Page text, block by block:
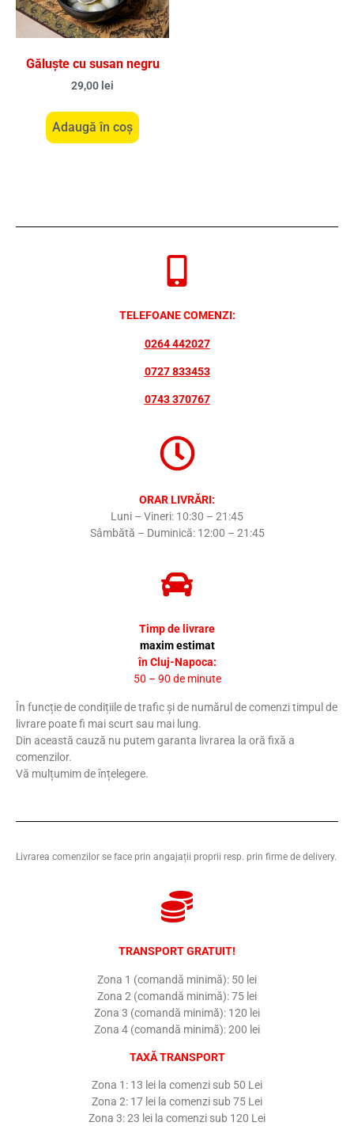
Găluște cu susan negru
29,00 lei
Adaugă în coș
TELEFOANE COMENZI:
0264 442027
0727 833453
0743 370767
ORAR LIVRĂRI:
Luni – Vineri: 10:30 – 21:45
Sâmbătă – Duminică: 12:00 – 21:45
Timp de livrare
maxim estimat
în Cluj-Napoca:
50 – 90 de minute
În funcție de condițiile de trafic și de numărul de comenzi timpul de
livrare poate fi mai scurt sau mai lung.
Din această cauză nu putem garanta livrarea la oră fixă a
comenzilor.
Vă mulțumim de înțelegere.
Livrarea comenzilor se face prin angajații proprii resp. prin firme de delivery.
TRANSPORT GRATUIT!
Zona 1 (comandă minimă): 50 lei
Zona 2 (comandă minimă): 75 lei
Zona 3 (comandă minimă): 120 lei
Zona 4 (comandă minimă): 200 lei
TAXĂ TRANSPORT
Zona 1: 13 lei la comenzi sub 50 Lei
Zona 2: 17 lei la comenzi sub 75 Lei
Zona 3: 23 lei la comenzi sub 120 Lei